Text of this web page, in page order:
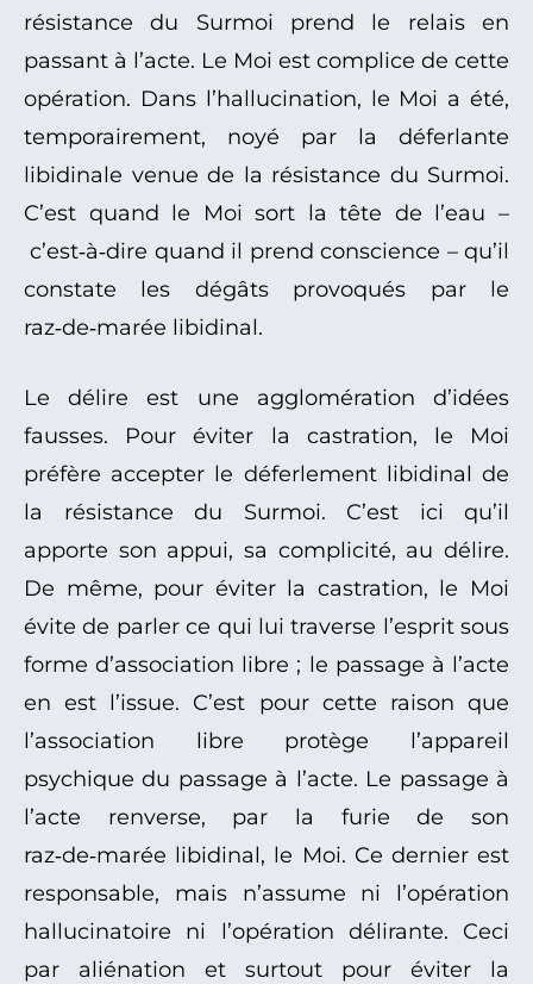
résistance du Surmoi prend le relais en
passant à l’acte. Le Moi est complice de cette
opération. Dans l’hallucination, le Moi a été,
temporairement, noyé par la déferlante
libidinale venue de la résistance du Surmoi.
C’est quand le Moi sort la tête de l’eau –
c’est‑à‑dire quand il prend conscience – qu’il
constate les dégâts provoqués par le
raz‑de‑marée libidinal.
Le délire est une agglomération d’idées
fausses. Pour éviter la castration, le Moi
préfère accepter le déferlement libidinal de
la résistance du Surmoi. C’est ici qu’il
apporte son appui, sa complicité, au délire.
De même, pour éviter la castration, le Moi
évite de parler ce qui lui traverse l’esprit sous
forme d’association libre ; le passage à l’acte
en est l’issue. C’est pour cette raison que
l’association libre protège l’appareil
psychique du passage à l’acte. Le passage à
l’acte renverse, par la furie de son
raz‑de‑marée libidinal, le Moi. Ce dernier est
responsable, mais n’assume ni l’opération
hallucinatoire ni l’opération délirante. Ceci
par aliénation et surtout pour éviter la